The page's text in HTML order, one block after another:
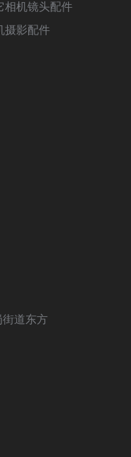
相机镜头配件
摄影配件
街道东方